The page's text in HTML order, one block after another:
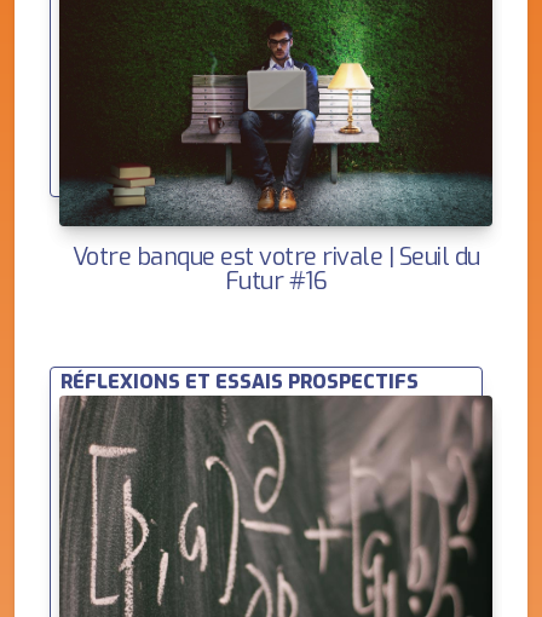
Votre banque est votre rivale | Seuil du
Futur #16
RÉFLEXIONS ET ESSAIS PROSPECTIFS